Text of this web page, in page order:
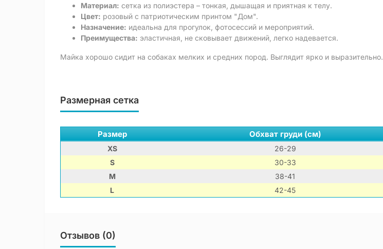
Материал: сетка из полиэстера – тонкая, дышащая и приятная к телу.
Цвет: розовый с патриотическим принтом "Дом".
Назначение: идеальна для прогулок, фотосессий и мероприятий.
Преимущества: эластичная, не сковывает движений, легко надевается.
Майка хорошо сидит на собаках мелких и средних пород. Выглядит ярко и выразительно.
Размерная сетка
Размер Обхват груди (см)
XS 26-29
S
30-33
M
38-41
L
42-45
Отзывов (0)